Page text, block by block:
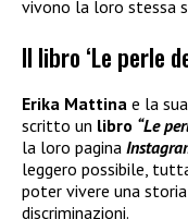
vivono la loro stessa
Il libro ‘Le perle
Erika Mattina e la
scritto un libro “Le
la loro pagina
leggero possibile,
poter vivere una
discriminazioni.